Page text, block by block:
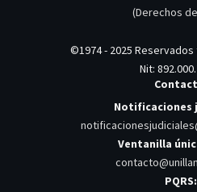
(Derechos
©1974 - 2025
Nit:
Notificaciones
Ventanilla
PQRS: